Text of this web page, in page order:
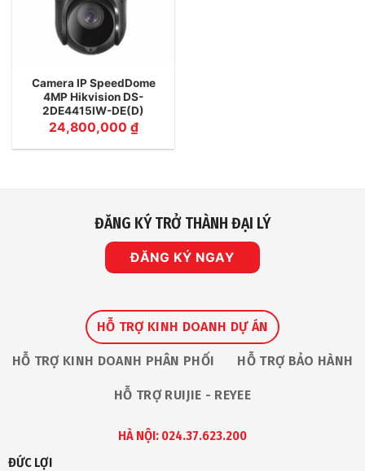
Camera IP SpeedDome
4MP Hikvision DS-
2DE4415IW-DE(D)
24,800,000 ₫
ĐĂNG KÝ TRỞ THÀNH ĐẠI LÝ
ĐĂNG KÝ NGAY
HỖ TRỢ KINH DOANH DỰ ÁN
HỖ TRỢ KINH DOANH PHÂN PHỐI HỖ TRỢ BẢO HÀNH
HỖ TRỢ RUIJIE - REYEE
HÀ NỘI: 024.37.623.200
ĐỨC LỢI